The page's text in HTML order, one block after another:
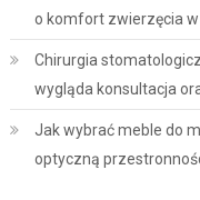
o komfort zwierzęcia
Chirurgia
wygląda konsultacja
Jak wybrać meble do
optyczną